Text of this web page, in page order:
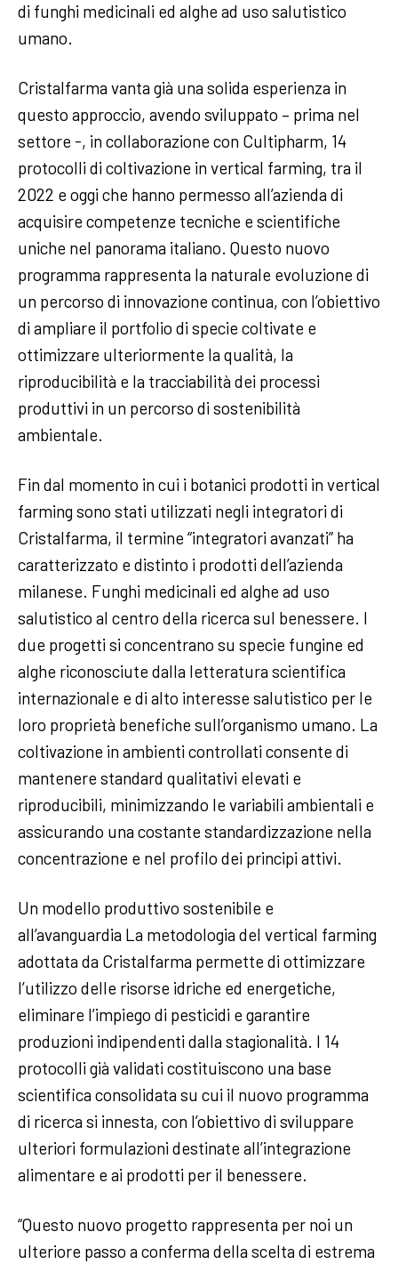
di funghi medicinali ed alghe ad uso salutistico
umano.
Cristalfarma vanta già una solida esperienza in
questo approccio, avendo sviluppato – prima nel
settore -, in collaborazione con Cultipharm, 14
protocolli di coltivazione in vertical farming, tra il
2022 e oggi che hanno permesso all’azienda di
acquisire competenze tecniche e scientifiche
uniche nel panorama italiano. Questo nuovo
programma rappresenta la naturale evoluzione di
un percorso di innovazione continua, con l’obiettivo
di ampliare il portfolio di specie coltivate e
ottimizzare ulteriormente la qualità, la
riproducibilità e la tracciabilità dei processi
produttivi in un percorso di sostenibilità
ambientale.
Fin dal momento in cui i botanici prodotti in vertical
farming sono stati utilizzati negli integratori di
Cristalfarma, il termine “integratori avanzati” ha
caratterizzato e distinto i prodotti dell’azienda
milanese. Funghi medicinali ed alghe ad uso
salutistico al centro della ricerca sul benessere. I
due progetti si concentrano su specie fungine ed
alghe riconosciute dalla letteratura scientifica
internazionale e di alto interesse salutistico per le
loro proprietà benefiche sull’organismo umano. La
coltivazione in ambienti controllati consente di
mantenere standard qualitativi elevati e
riproducibili, minimizzando le variabili ambientali e
assicurando una costante standardizzazione nella
concentrazione e nel profilo dei principi attivi.
Un modello produttivo sostenibile e
all’avanguardia La metodologia del vertical farming
adottata da Cristalfarma permette di ottimizzare
l’utilizzo delle risorse idriche ed energetiche,
eliminare l’impiego di pesticidi e garantire
produzioni indipendenti dalla stagionalità. I 14
protocolli già validati costituiscono una base
scientifica consolidata su cui il nuovo programma
di ricerca si innesta, con l’obiettivo di sviluppare
ulteriori formulazioni destinate all’integrazione
alimentare e ai prodotti per il benessere.
“Questo nuovo progetto rappresenta per noi un
ulteriore passo a conferma della scelta di estrema